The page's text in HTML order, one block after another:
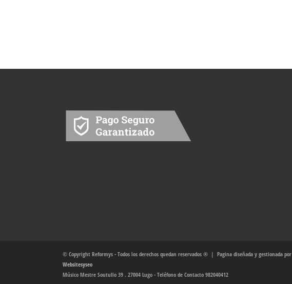
© Copyright Reformys - Todos los derechos quedan reservados ® | Pagina diseñada y gestionada por
Websitesyseo
Músico Mestre Soutullo 39 . 27004 Lugo - Teléfono de Contacto 982040412